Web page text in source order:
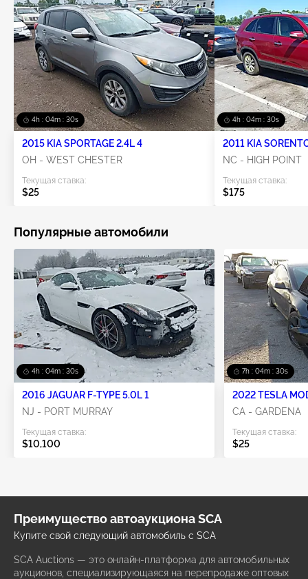
4h : 04m : 30s
2015 KIA SPORTAGE 2.4L 4
OH - WEST CHESTER
Текущая ставка:
$25
4h : 04m : 30s
2011 KIA
NC - HIGH POINT
Текущая ставка:
$175
Популярные автомобили
4h : 04m : 30s
2016 JAGUAR F-TYPE 5.0L 1
NJ - PORT MURRAY
Текущая ставка:
$10,100
7h : 04m : 30s
2022 TESLA
CA - GARDENA
Текущая ставка:
$25
Преимущество автоаукциона SCA
Купите свой следующий автомобиль с SCA
SCA Auctions — это онлайн-платформа для автомобильных
аукционов, специализирующаяся на перепродаже оптовых